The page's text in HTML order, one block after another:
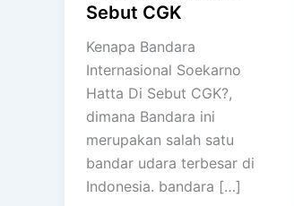
Sebut CGK
Kenapa Bandara
Internasional Soekarno
Hatta Di Sebut CGK?,
dimana Bandara ini
merupakan salah satu
bandar udara terbesar di
Indonesia. bandara […]